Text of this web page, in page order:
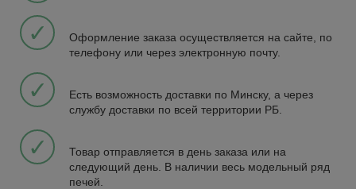
✓
Оформление заказа осуществляется на сайте, по
телефону или через электронную почту.
✓
Есть возможность доставки по Минску, а через
службу доставки по всей территории РБ.
✓
Товар отправляется в день заказа или на
следующий день. В наличии весь модельный ряд
печей.